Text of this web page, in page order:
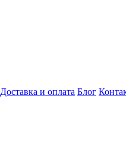
Доставка и оплата Блог